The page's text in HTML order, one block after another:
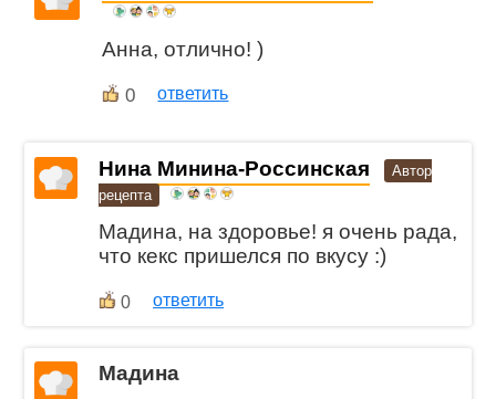
Анна, отлично! )
0 ответить
Нина Минина-Россинская
Автор
рецепта
Мадина, на здоровье! я очень рада,
что кекс пришелся по вкусу :)
0 ответить
Мадина